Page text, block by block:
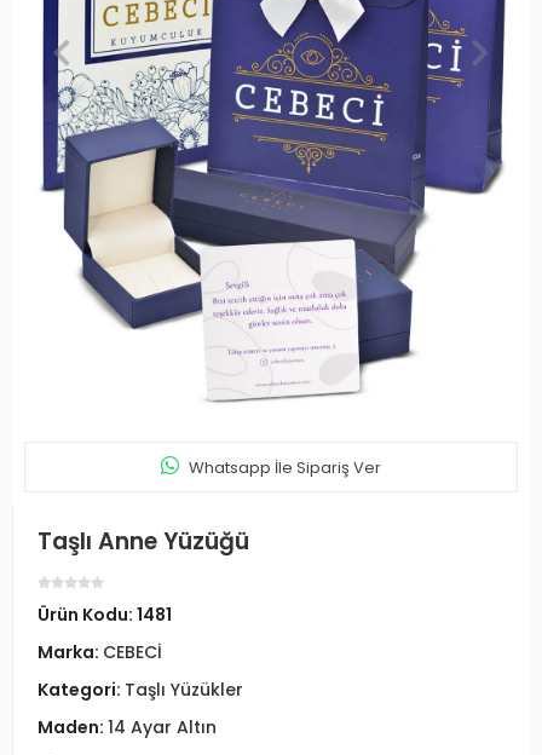
Whatsapp İle Sipariş Ver
Taşlı Anne Yüzüğü
Ürün Kodu: 1481
Marka: CEBECİ
Kategori: Taşlı Yüzükler
Maden: 14 Ayar Altın